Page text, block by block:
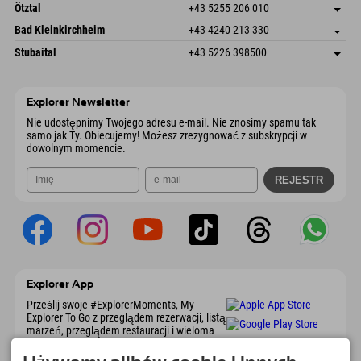
Austria
Książka
Freizeitpark 10
4573 Hinterstoder
Austria
Zapisz adres
Informacje o przyjeździe
Książka
Ötztal +43 5255 206 010
Gscheat 14
Austria
Zapisz adres
Książka
Bad Kleinkirchheim +43 4240 213 330
Dorfstraße 24
9546 Bad Kleinkirchheim
Zapisz adres
Informacje o przyjeździe
Stubaital +43 5226 398500
Explorer Newsletter
Nie udostępnimy Twojego adresu e-mail. Nie znosimy spamu tak
samo jak Ty. Obiecujemy! Możesz zrezygnować z subskrypcji w
dowolnym momencie.
Explorer App
Prześlij swoje #ExplorerMoments, My
Explorer To Go z przeglądem rezerwacji, listą
marzeń, przeglądem restauracji i wieloma